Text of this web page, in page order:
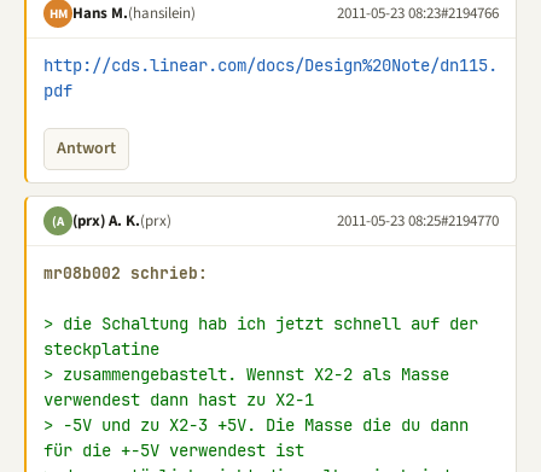
HM Hans M.(hansilein) 2011-05-23 08:23#2194766
http://cds.linear.com/docs/Design%20Note/dn115.
pdf
Antwort
(A (prx) A. K.(prx) 2011-05-23 08:25#2194770
mr08b002 schrieb:
> die Schaltung hab ich jetzt schnell auf der
steckplatine
> zusammengebastelt. Wennst X2-2 als Masse
verwendest dann hast zu X2-1
> -5V und zu X2-3 +5V. Die Masse die du dann
für die +-5V verwendest ist